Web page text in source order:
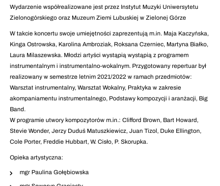
Wydarzenie współrealizowane jest przez Instytut Muzyki Uniwersytetu
Zielonogórskiego oraz Muzeum Ziemi Lubuskiej w Zielonej Górze
W takcie koncertu swoje umiejętności zaprezentują m.in. Maja Kaczyńska,
Kinga Ostrowska, Karolina Ambroziak, Roksana Czerniec, Martyna Białko,
Laura Milaszewska. Młodzi artyści wystąpią wystąpią z programem
instrumentalnym i instrumentalno-wokalnym. Przygotowany repertuar był
realizowany w semestrze letnim 2021/2022 w ramach przedmiotów:
Warsztat instrumentalny, Warsztat Wokalny, Praktyka w zakresie
akompaniamentu instrumentalnego, Podstawy kompozycji i aranżacji, Big
Band.
W programie utwory kompozytorów m.in.: Clifford Brown, Bart Howard,
Stevie Wonder, Jerzy Duduś Matuszkiewicz, Juan Tizol, Duke Ellington,
Cole Porter, Freddie Hubbart, W. Cisło, P. Skorupka.
Opieka artystyczna:
mgr Paulina Gołębiowska